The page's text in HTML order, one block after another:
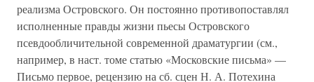
реализма Островского. Он постоянно противопоставлял
исполненные правды жизни пьесы Островского
псевдообличительной современной драматургии (см.,
например, в наст. томе статью «Московские письма» —
Письмо первое, рецензию на сб. сцен Н. А. Потехина